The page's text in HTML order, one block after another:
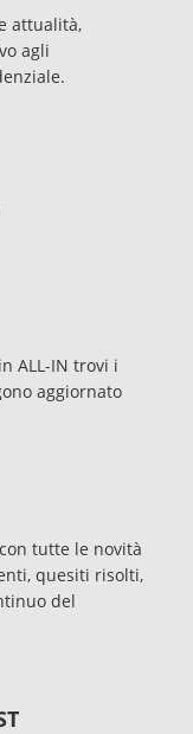
attualità,
agli
ALL-IN trovi i
aggiornato
tutte le novità
quesiti risolti,
del